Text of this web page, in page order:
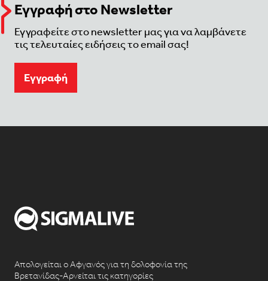
Εγγραφή στο Newsletter
Εγγραφείτε στο newsletter μας για να λαμβάνετε
τις τελευταίες ειδήσεις το email σας!
Eγγραφή
Απολογείται ο Αφγανός για τη δολοφονία της
Βρετανίδας-Αρνείται τις κατηγορίες